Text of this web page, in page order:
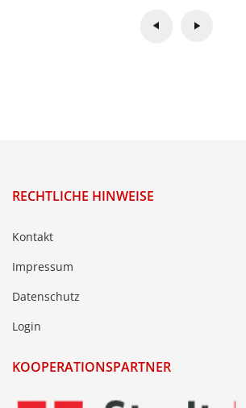
RECHTLICHE HINWEISE
Kontakt
Impressum
Datenschutz
Login
KOOPERATIONSPARTNER